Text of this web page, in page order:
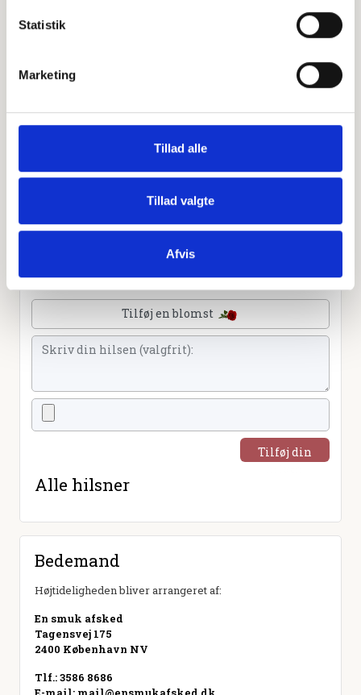
Statistik
Marketing
Tillad alle
Tillad valgte
Afvis
Sammen kan vi mindes Ib Faurby. Du kan tænde et lys,
Tænd et lys
Tilføj en blomst
Tilføj din
Alle hilsner
Bedemand
Højtideligheden bliver arrangeret af:
En smuk afsked
Tagensvej 175
2400 København NV
Tlf.: 3586 8686